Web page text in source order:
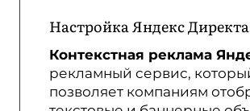
Настройка Яндекс Директа
Контекстная реклама
рекламный сервис,
позволяет компаниям